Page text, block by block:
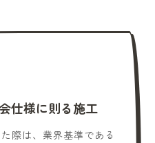
仕様に則る施工
際は、業界基準である